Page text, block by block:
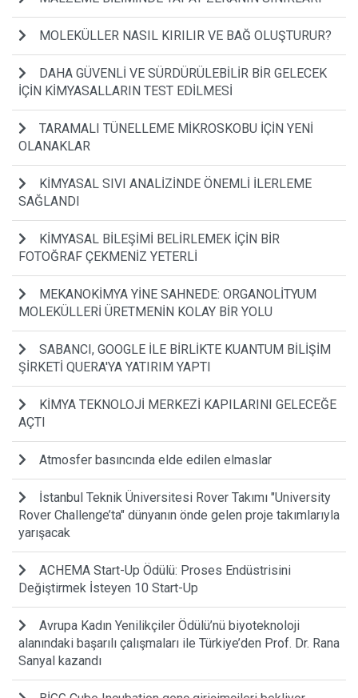
MOLEKÜLLER NASIL KIRILIR VE BAĞ OLUŞTURUR?
DAHA GÜVENLİ VE SÜRDÜRÜLEBİLİR BİR GELECEK
İÇİN KİMYASALLARIN TEST EDİLMESİ
TARAMALI TÜNELLEME MİKROSKOBU İÇİN YENİ
OLANAKLAR
KİMYASAL SIVI ANALİZİNDE ÖNEMLİ İLERLEME
SAĞLANDI
KİMYASAL BİLEŞİMİ BELİRLEMEK İÇİN BİR
FOTOĞRAF ÇEKMENİZ YETERLİ
MEKANOKİMYA YİNE SAHNEDE: ORGANOLİTYUM
MOLEKÜLLERİ ÜRETMENİN KOLAY BİR YOLU
SABANCI, GOOGLE İLE BİRLİKTE KUANTUM BİLİŞİM
ŞİRKETİ QUERA'YA YATIRIM YAPTI
KİMYA TEKNOLOJİ MERKEZİ KAPILARINI GELECEĞE
AÇTI
Atmosfer basıncında elde edilen elmaslar
İstanbul Teknik Üniversitesi Rover Takımı "University
Rover Challenge’ta" dünyanın önde gelen proje takımlarıyla
yarışacak
ACHEMA Start-Up Ödülü: Proses Endüstrisini
Değiştirmek İsteyen 10 Start-Up
Avrupa Kadın Yenilikçiler Ödülü’nü biyoteknoloji
alanındaki başarılı çalışmaları ile Türkiye’den Prof. Dr. Rana
Sanyal kazandı